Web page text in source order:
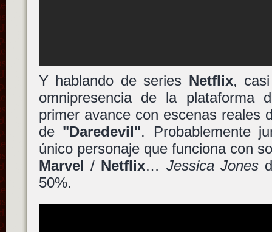
Y hablando de series Netflix,
omnipresencia de la plataforma
primer avance con escenas reales
de "Daredevil". Probablemente
único personaje que funciona con
Marvel / Netflix… Jessica Jones
50%.